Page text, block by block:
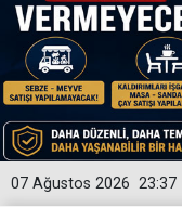
23:37
07 Ağustos 2026